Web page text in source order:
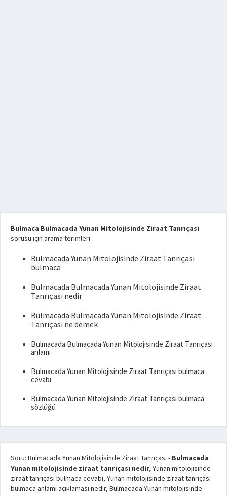
Bulmaca Bulmacada Yunan Mitolojisinde Ziraat Tanrıçası
sorusu için arama terimleri
Bulmacada Yunan Mitolojisinde Ziraat Tanrıçası
bulmaca
Bulmacada Bulmacada Yunan Mitolojisinde Ziraat
Tanrıçası nedir
Bulmacada Bulmacada Yunan Mitolojisinde Ziraat
Tanrıçası ne demek
Bulmacada Bulmacada Yunan Mitolojisinde Ziraat Tanrıçası
anlamı
Bulmacada Yunan Mitolojisinde Ziraat Tanrıçası bulmaca
cevabı
Bulmacada Yunan Mitolojisinde Ziraat Tanrıçası bulmaca
sözlüğü
Soru: Bulmacada Yunan Mitolojisinde Ziraat Tanrıçası - Bulmacada
Yunan mitolojisinde ziraat tanrıçası nedir,Yunan mitolojisinde
ziraat tanrıçası bulmaca cevabı, Yunan mitolojisinde ziraat tanrıçası
bulmaca anlamı açıklaması nedir, Bulmacada Yunan mitolojisinde